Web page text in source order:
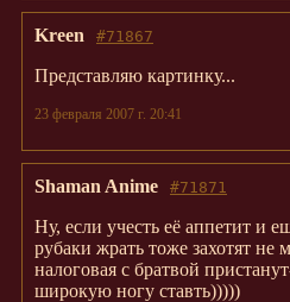
#71867
Kreen
Представляю картинку...
23 февраля 2007 г. 20:41
#71871
Shaman Anime
Ну, если учесть её аппетит и
рубаки жрать тоже захотят не
налоговая с братвой
широкую ногу ставть)))))